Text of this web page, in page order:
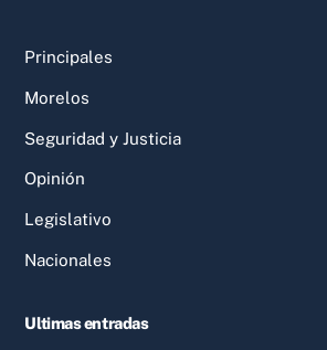
Principales
Morelos
Seguridad y Justicia
Opinión
Legislativo
Nacionales
Ultimas entradas